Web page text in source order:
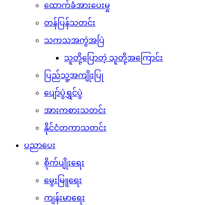
ထောက်ခံအားပေးမှု
တန်ပြန်သတင်း
သကသအကွဲအပြဲ
သူတို့ပြောတဲ့ သူတို့အကြောင်း
ပြည်သူ့အကျိုးပြု
ပျော်ပွဲရွှင်ပွဲ
အားကစားသတင်း
နိုင်ငံတကာသတင်း
ပညာပေး
စိုက်ပျိုးရေး
မွေးမြူရေး
ကျန်းမာရေး